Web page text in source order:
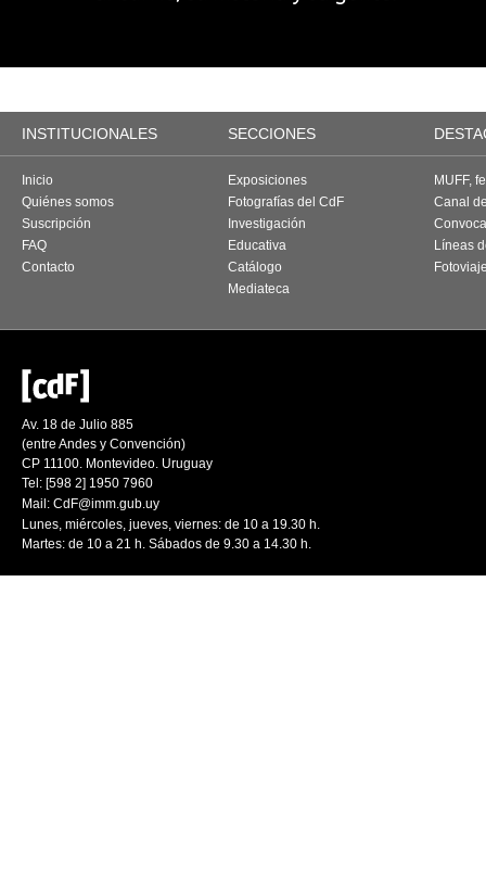
INSTITUCIONALES SECCIONES
Inicio
Quiénes somos
Suscripción
FAQ
Contacto
Exposiciones
Fotografías del CdF
Investigación
Educativa
Catálogo
Mediateca
MUFF,
Canal
Líneas
Av. 18 de Julio 885
(entre Andes y Convención)
CP 11100. Montevideo. Uruguay
Tel: [598 2] 1950 7960
Mail: CdF@imm.gub.uy
Lunes, miércoles, jueves, viernes: de 10 a 19.30 h.
Martes: de 10 a 21 h. Sábados de 9.30 a 14.30 h.